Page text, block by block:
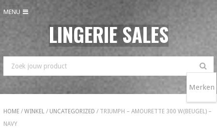
MENU
LINGERIE SALES
HOME/ WINKEL/ UNCATEGORIZED / TRIUMPH – AMOURETTE 300 W(BEUGEL) –
NAVY
Merken